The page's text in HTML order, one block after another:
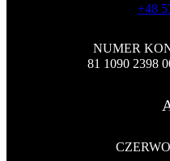
+48
NUMER
81 1090 2398